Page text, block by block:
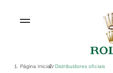
Página Inicial/ Distribuidores oficiais